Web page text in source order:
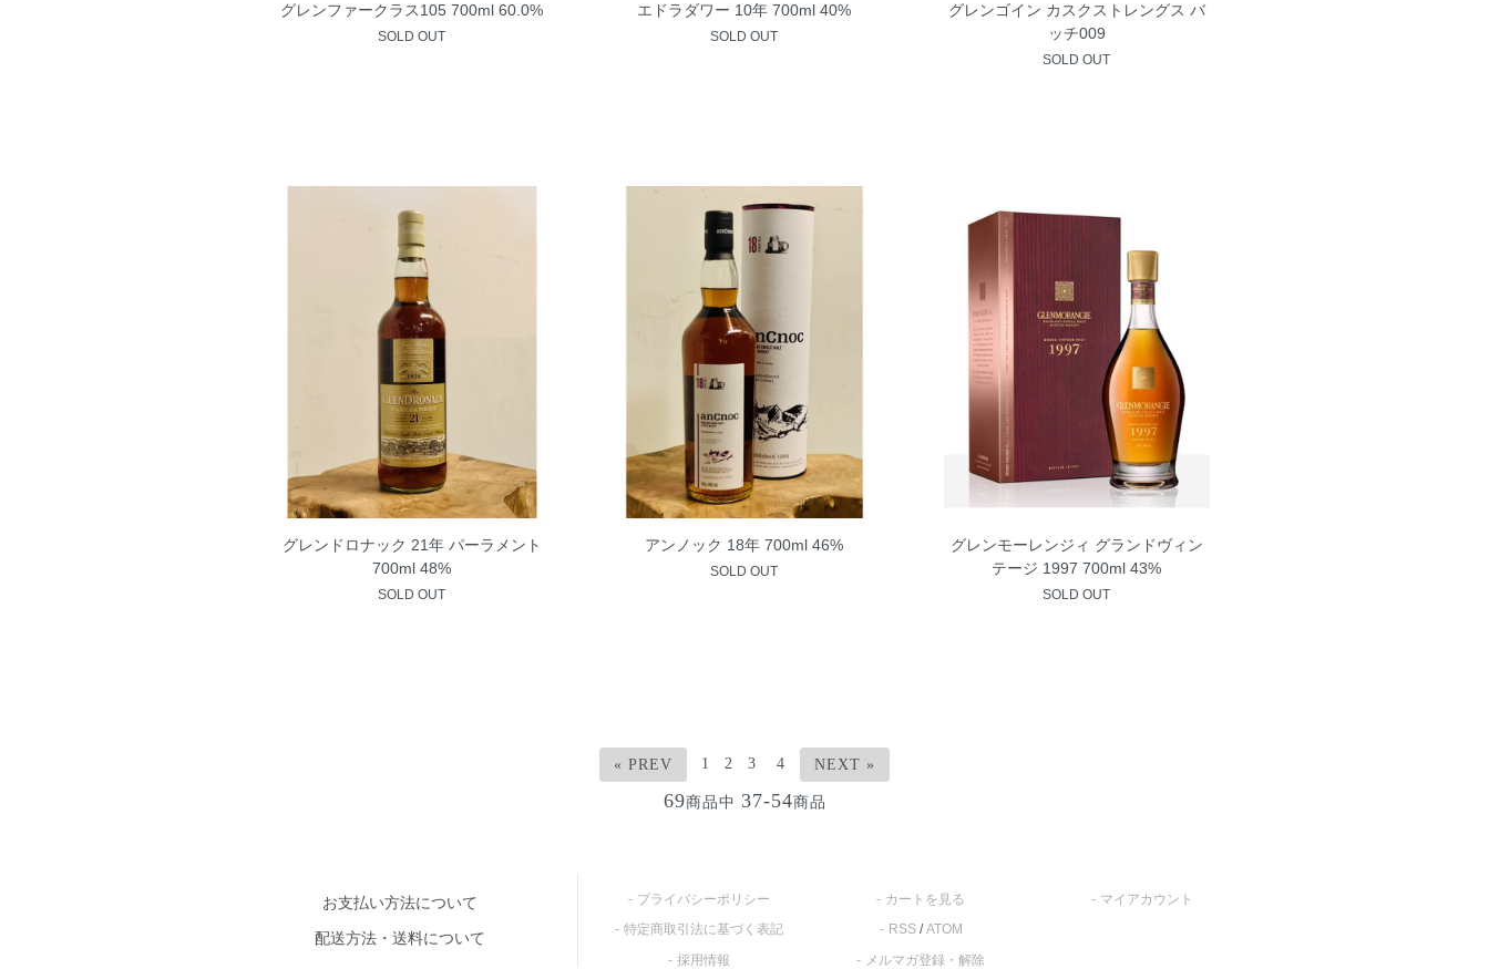
グレンファークラス105 700ml 60.0%
SOLD OUT
エドラダワー 10年 700ml 40%
SOLD OUT
グレンゴイン カスクストレングス バ
ッチ009
SOLD OUT
グレンドロナック 21年 パーラメント
700ml 48%
SOLD OUT
アンノック 18年 700ml 46%
SOLD OUT
グレンモーレンジィ グランドヴィン
テージ 1997 700ml 43%
SOLD OUT
« PREV 1 2 3 4 NEXT »
69商品中 37-54商品
お支払い方法について
配送方法・送料について
プライバシーポリシー
特定商取引法に基づく表記
採用情報
カートを見る
RSS/ATOM
メルマガ登録・解除
マイアカウント